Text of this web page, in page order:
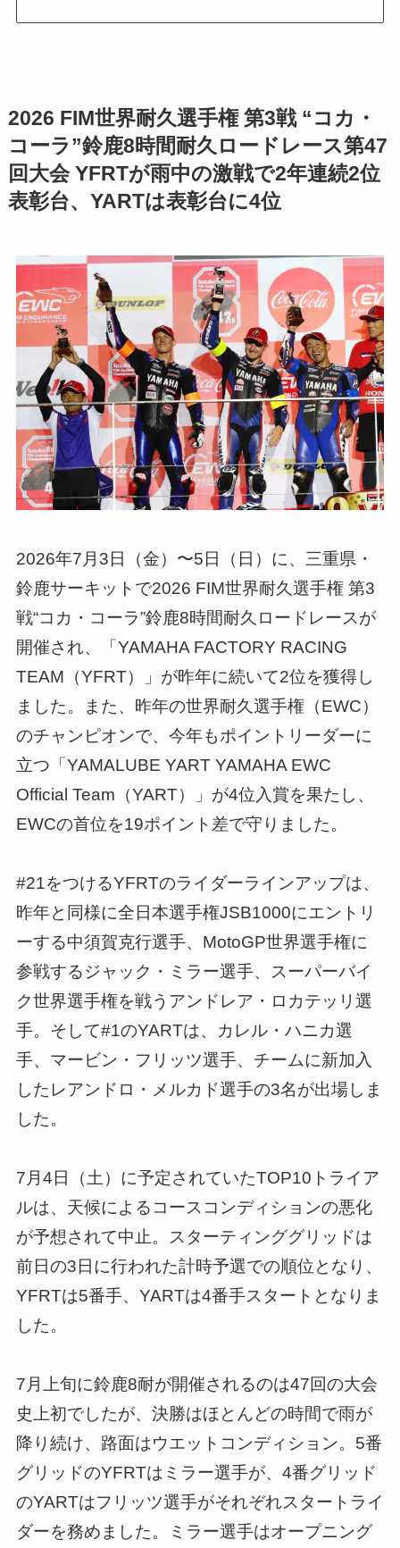
2026 FIM世界耐久選手権 第3戦 “コカ・
コーラ”鈴鹿8時間耐久ロードレース第47
回大会 YFRTが雨中の激戦で2年連続2位
表彰台、YARTは表彰台に4位
2026年7月3日（金）〜5日（日）に、三重県・
鈴鹿サーキットで2026 FIM世界耐久選手権 第3
戦“コカ・コーラ”鈴鹿8時間耐久ロードレースが
開催され、「YAMAHA FACTORY RACING
TEAM（YFRT）」が昨年に続いて2位を獲得し
ました。また、昨年の世界耐久選手権（EWC）
のチャンピオンで、今年もポイントリーダーに
立つ「YAMALUBE YART YAMAHA EWC
Official Team（YART）」が4位入賞を果たし、
EWCの首位を19ポイント差で守りました。
#21をつけるYFRTのライダーラインアップは、
昨年と同様に全日本選手権JSB1000にエントリ
ーする中須賀克行選手、MotoGP世界選手権に
参戦するジャック・ミラー選手、スーパーバイ
ク世界選手権を戦うアンドレア・ロカテッリ選
手。そして#1のYARTは、カレル・ハニカ選
手、マービン・フリッツ選手、チームに新加入
したレアンドロ・メルカド選手の3名が出場しま
した。
7月4日（土）に予定されていたTOP10トライア
ルは、天候によるコースコンディションの悪化
が予想されて中止。スターティンググリッドは
前日の3日に行われた計時予選での順位となり、
YFRTは5番手、YARTは4番手スタートとなりま
した。
7月上旬に鈴鹿8耐が開催されるのは47回の大会
史上初でしたが、決勝はほとんどの時間で雨が
降り続け、路面はウエットコンディション。5番
グリッドのYFRTはミラー選手が、4番グリッド
のYARTはフリッツ選手がそれぞれスタートライ
ダーを務めました。ミラー選手はオープニング